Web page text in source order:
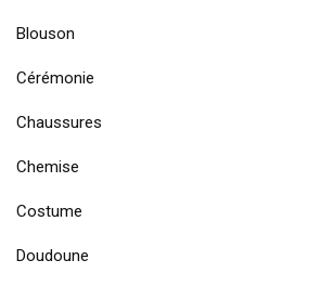
Blouson
Cérémonie
Chaussures
Chemise
Costume
Doudoune